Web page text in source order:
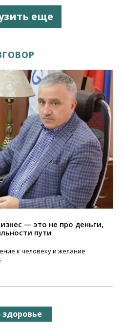
еще
— это не про деньги,
пути
к человеку и желание
здоровье